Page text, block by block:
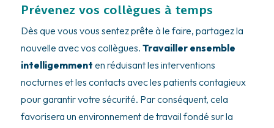
Prévenez vos collègues à temps
Dès que vous vous sentez prête à le faire, partagez la
nouvelle avec vos collègues. Travailler ensemble
intelligemment en réduisant les interventions
nocturnes et les contacts avec les patients contagieux
pour garantir votre sécurité. Par conséquent, cela
favorisera un environnement de travail fondé sur la